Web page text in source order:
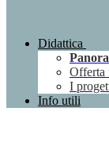
Didattica
Offerta
I
Info utili